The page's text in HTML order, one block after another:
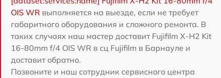
OIS WR выполняется на выезде, если не требует
габаритного оборудования и сложного ремонта. В
таких случаях наш мастер доставит Fujifilm X-H2 Kit
16-80mm f/4 OIS WR в сц Fujifilm в Барнауле и
доставит обратно.
Позвоните и наш сотрудник сервисного центра